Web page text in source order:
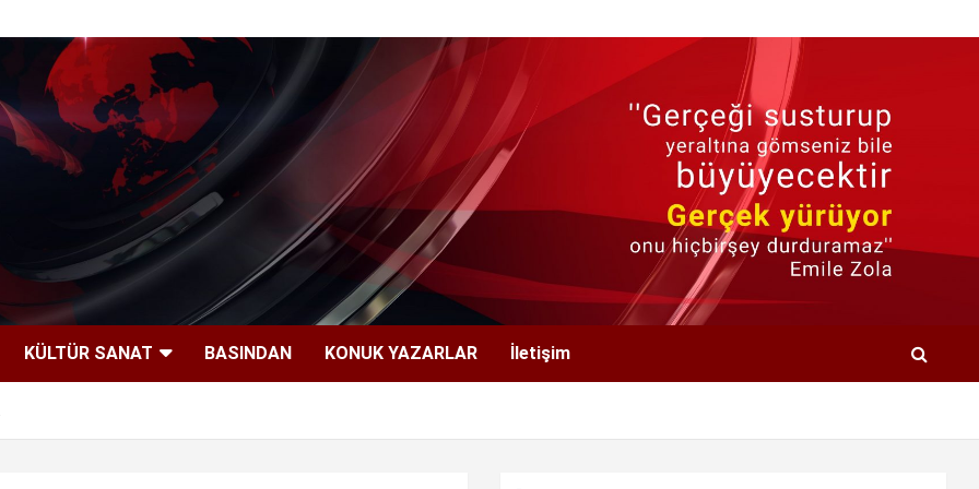
KÜLTÜR SANAT BASINDAN KONUK YAZARLAR İletişim